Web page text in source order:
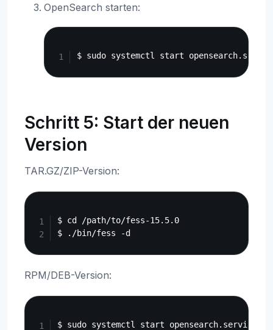
OpenSearch starten:
Schritt 5: Start der neuen
Version
TAR.GZ/ZIP-Version:
$ cd /path/to/fess-15.5.0
RPM/DEB-Version:
$ sudo systemctl start opensearch.service